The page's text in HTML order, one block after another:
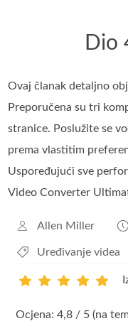
Dio
Ovaj članak detaljno
Preporučena su tri
stranice. Poslužite se
prema vlastitim
Uspoređujući sve
Video Converter
Allen Miller
Uređivanje videa
Ocjena: 4,8 / 5 (na